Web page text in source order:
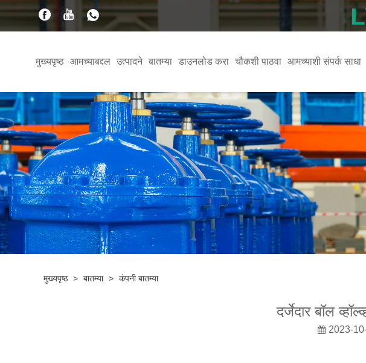
मुख्यपृष्ठ आमच्याबद्दल उत्पादने बातम्या डाउनलोड करा चौकशी पाठवा आमच्याशी संपर्क साधा
मुख्यपृष्ठ > बातम्या > कंपनी बातम्या
दर्जेदार बॉल
2023-